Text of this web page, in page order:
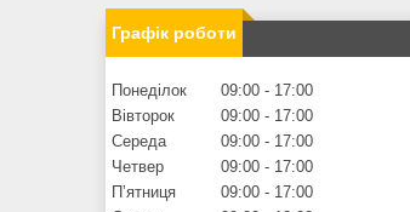
Графік роботи
Понеділок 09:00
17:00
Вівторок
09:00
17:00
Середа
09:00
17:00
Четвер
09:00
17:00
Пʼятниця
09:00
17:00